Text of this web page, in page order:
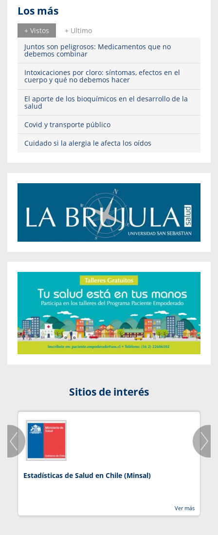
Los más
+ Vistos
+ Ultimo
Juntos son peligrosos: Medicamentos que no
debemos combinar
Intoxicaciones por cloro: síntomas, efectos en el
cuerpo y qué no debemos hacer
El aporte de los bioquímicos en el desarrollo de la
salud
Covid y transporte público
Cuidado si la alergia le afecta los oídos
Sitios de interés
Estadísticas de Salud en Chile (Minsal)
Ver más